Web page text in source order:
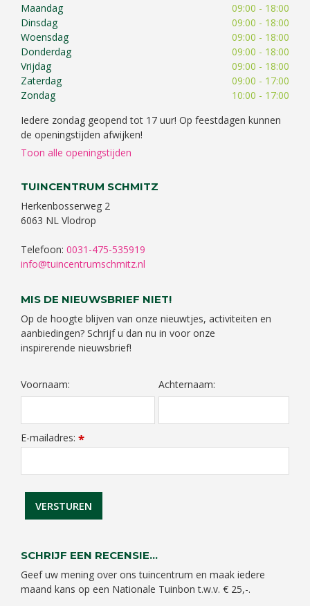
Maandag
09:00 - 18:00
Dinsdag
09:00 - 18:00
Woensdag
09:00 - 18:00
Donderdag
09:00 - 18:00
Vrijdag
09:00 - 18:00
Zaterdag
09:00 - 17:00
Zondag
10:00 - 17:00
Iedere zondag geopend tot 17 uur! Op feestdagen kunnen
de openingstijden afwijken!
Toon alle openingstijden
TUINCENTRUM SCHMITZ
Herkenbosserweg 2
6063 NL Vlodrop
Telefoon: 0031-475-535919
info@tuincentrumschmitz.nl
MIS DE NIEUWSBRIEF NIET!
Op de hoogte blijven van onze nieuwtjes, activiteiten en
aanbiedingen? Schrijf u dan nu in voor onze
inspirerende nieuwsbrief!
Voornaam: Achternaam:
E-mailadres: *
SCHRIJF EEN RECENSIE...
Geef uw mening over ons tuincentrum en maak iedere
maand kans op een Nationale Tuinbon t.w.v. € 25,-.